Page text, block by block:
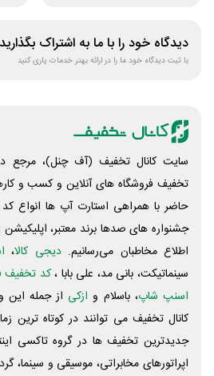
دیدگاه خود را با ما به اشتراک بگذارید
با ثبت دیدگاه خود ما را در ارائه بهتر خدمات یاری کنید
سایت کانال تخفیف (آف چنل)، مرجع
تخفیف فروشگاه های آنلاین و کسب و‌
حاضر با همراهی استارت آپ ها انواع
جشنواره های صدها برند معتبر، اپلیکیشن
اطلاع مخاطبان می‌رسانیم. دیجی کالا،
سینماتیکت، بانی مد، علی‌ بابا ،کد تخفیف
اسنپ شاپ، باسلام و ازکی از جمله این
کانال تخفیف می توانند در کوتاه ترین
جدیدترین تخفیف ها در گروه تاکسی
اپراتورهای مخابراتی، موسیقی و سینما،